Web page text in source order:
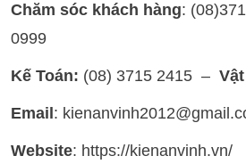
Chăm sóc khách hàng:
0999
Kế Toán: (08) 3715 2415 –
Email :
Website: https://kienanvinh.vn/